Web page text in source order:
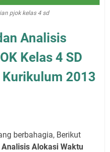
pjok kelas 4 sd
Analisis
Kelas 4 SD
Kurikulum 2013
berbahagia, Berikut
Analisis Alokasi Waktu